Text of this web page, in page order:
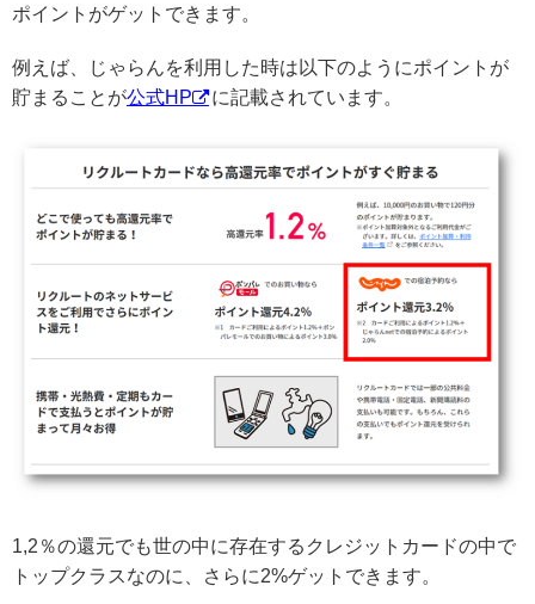
ポイントがゲットできます。
例えば、じゃらんを利用した時は以下のようにポイントが
貯まることが公式HP に記載されています。
1,2％の還元でも世の中に存在するクレジットカードの中で
トップクラスなのに、さらに2%ゲットできます。